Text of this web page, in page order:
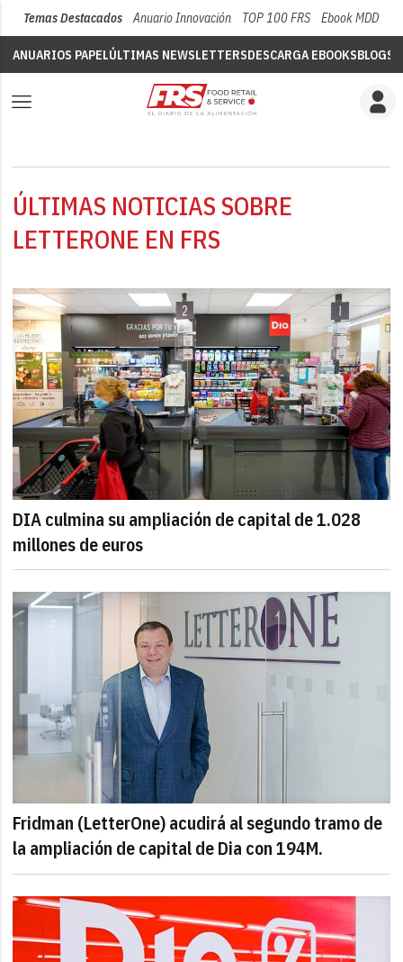
Temas Destacados Anuario Innovación TOP 100 FRS Ebook MDD
ANUARIOS PAPELÚLTIMAS NEWSLETTERSDESCARGA EBOOKSBLOGS
ÚLTIMAS NOTICIAS SOBRE
LETTERONE EN FRS
DIA culmina su ampliación de capital de 1.028
millones de euros
Fridman (LetterOne) acudirá al segundo tramo de
la ampliación de capital de Dia con 194M.